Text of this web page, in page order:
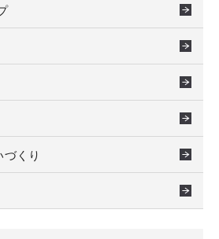
くり